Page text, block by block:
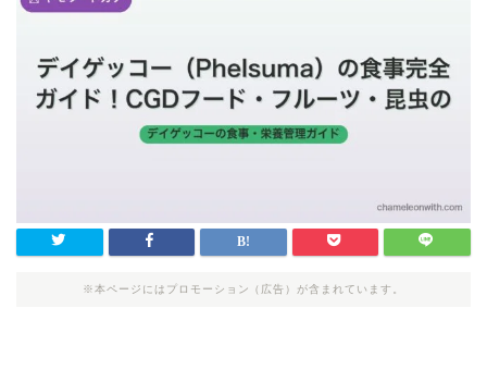
※本ページにはプロモーション（広告）が含まれています。